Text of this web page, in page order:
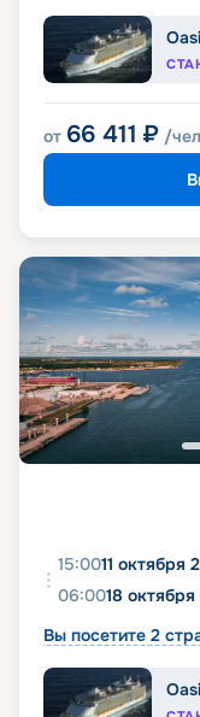
от 66 411 ₽ /чел
15:0011 октября
06:0018
Вы посетите 2